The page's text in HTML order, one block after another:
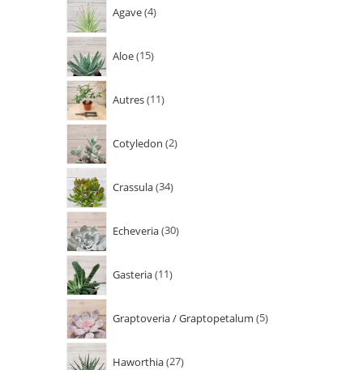
Agave 4
Aloe 15
Autres 11
Cotyledon 2
Crassula 34
Echeveria 30
Gasteria 11
Graptoveria / Graptopetalum 5
Haworthia 27